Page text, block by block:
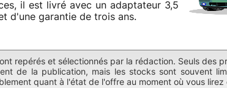
il est livré avec un adaptateur 3,5
d'une garantie de trois ans.
repérés et sélectionnés par la rédaction. Seuls des
de la publication, mais les stocks sont souvent
quant à l'état de l'offre au moment où vous lirez